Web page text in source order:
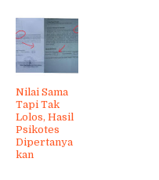
Nilai Sama
Tapi Tak
Lolos, Hasil
Psikotes
Dipertanya
kan